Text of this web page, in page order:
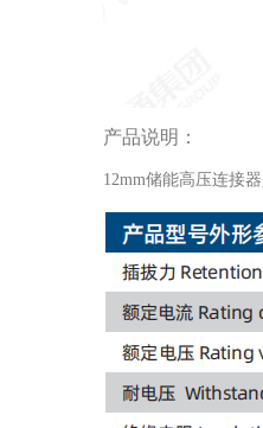
产品说明：
12mm储能高压连接